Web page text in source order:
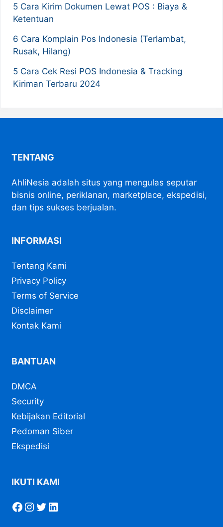
5 Cara Kirim Dokumen Lewat POS : Biaya &
Ketentuan
6 Cara Komplain Pos Indonesia (Terlambat,
Rusak, Hilang)
5 Cara Cek Resi POS Indonesia & Tracking
Kiriman Terbaru 2024
TENTANG
AhliNesia adalah situs yang mengulas seputar
bisnis online, periklanan, marketplace, ekspedisi,
dan tips sukses berjualan.
INFORMASI
Tentang Kami
Privacy Policy
Terms of Service
Disclaimer
Kontak Kami
BANTUAN
DMCA
Security
Kebijakan Editorial
Pedoman Siber
Ekspedisi
IKUTI KAMI
Facebook
Instagram
Twitter
LinkedIn